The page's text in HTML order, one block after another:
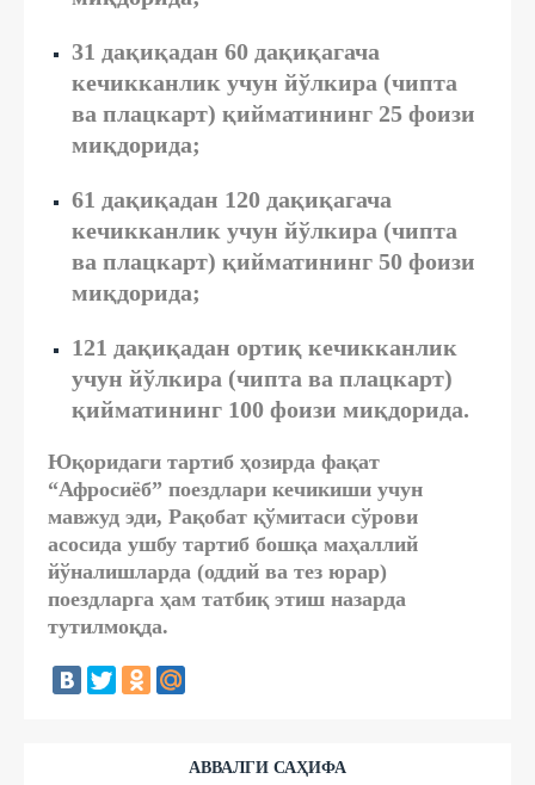
31 дақиқадан 60 дақиқагача
кечикканлик учун йўлкира (чипта
ва плацкарт) қийматининг 25 фоизи
миқдорида;
61 дақиқадан 120 дақиқагача
кечикканлик учун йўлкира (чипта
ва плацкарт) қийматининг 50 фоизи
миқдорида;
121 дақиқадан ортиқ кечикканлик
учун йўлкира (чипта ва плацкарт)
қийматининг 100 фоизи миқдорида.
Юқоридаги тартиб ҳозирда фақат
“Афросиёб” поездлари кечикиши учун
мавжуд эди, Рақобат қўмитаси сўрови
асосида ушбу тартиб бошқа маҳаллий
йўналишларда (оддий ва тез юрар)
поездларга ҳам татбиқ этиш назарда
тутилмоқда.
АВВАЛГИ САҲИФА